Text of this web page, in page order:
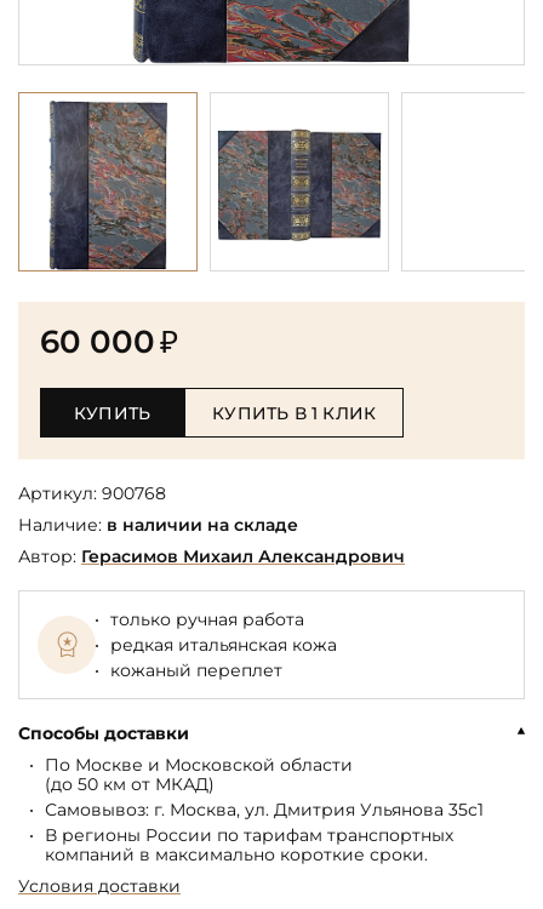
60 000₽
КУПИТЬ КУПИТЬ В 1 КЛИК
Артикул: 900768
Наличие: в наличии на складе
Автор: Герасимов Михаил Александрович
только ручная работа
редкая итальянская кожа
кожаный переплет
Способы доставки
По Москве и Московской области
(до 50 км от МКАД)
Самовывоз: г. Москва, ул. Дмитрия Ульянова 35с1
В регионы России по тарифам транспортных
компаний в максимально короткие сроки.
Условия доставки